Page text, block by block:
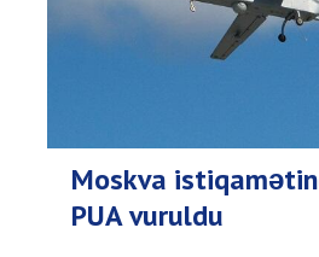
Moskva
PUA vuruldu